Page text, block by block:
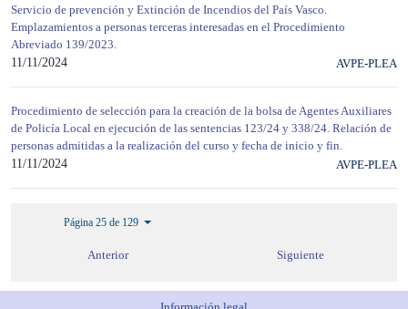
Servicio de prevención y Extinción de Incendios del País Vasco.
Emplazamientos a personas terceras interesadas en el Procedimiento
Abreviado 139/2023.
11/11/2024
AVPE-PLEA
Procedimiento de selección para la creación de la bolsa de Agentes Auxiliares
de Policía Local en ejecución de las sentencias 123/24 y 338/24. Relación de
personas admitidas a la realización del curso y fecha de inicio y fin.
11/11/2024
AVPE-PLEA
Página 25 de 129
Anterior Siguiente